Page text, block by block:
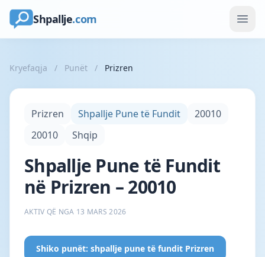
Shpallje.com
Kryefaqja / Punët / Prizren
Prizren Shpallje Pune të Fundit
20010
20010
Shqip
Shpallje Pune të Fundit
në Prizren – 20010
AKTIV QË NGA 13 MARS 2026
Shiko punët: shpallje pune të fundit Prizren